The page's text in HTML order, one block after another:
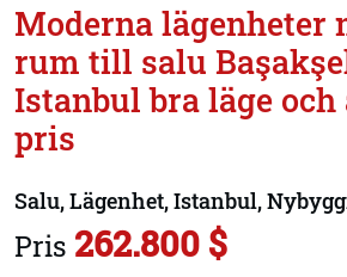
Moderna lägenheter
rum till salu
Istanbul bra läge
pris
Salu, Lägenhet, Istanbul,
Pris 262.800 $